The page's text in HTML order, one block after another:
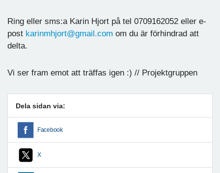
Ring eller sms:a Karin Hjort på tel 0709162052 eller e-
post karinmhjort@gmail.com om du är förhindrad att
delta.
Vi ser fram emot att träffas igen :) // Projektgruppen
Dela sidan via:
Facebook
X